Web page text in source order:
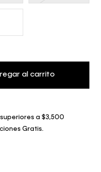
al carrito
a $3,500
Gratis.